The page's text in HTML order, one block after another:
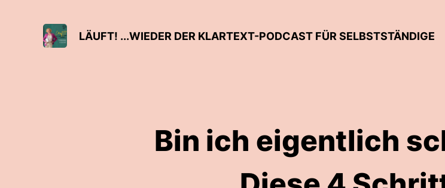
LÄUFT! ...WIEDER DER KLARTEXT-PODCAST FÜR SELBSTSTÄNDIGE
Bin ich eigentlich